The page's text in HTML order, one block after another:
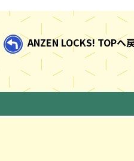
ANZEN LOCKS! TOPへ